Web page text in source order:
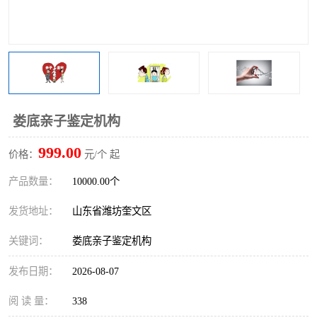
娄底亲子鉴定机构
价格： 999.00 元/个 起
产品数量： 10000.00个
发货地址： 山东省潍坊奎文区
关键词： 娄底亲子鉴定机构
发布日期： 2026-08-07
阅 读 量： 338